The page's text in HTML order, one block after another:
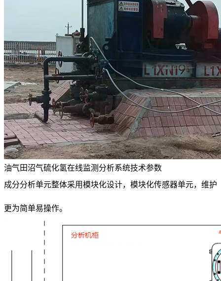
油气田沼气硫化氢在线监测分析系统技术参数
成分分析单元整体采用模块化设计，模块化传感器单元，维护
更为简单易操作。